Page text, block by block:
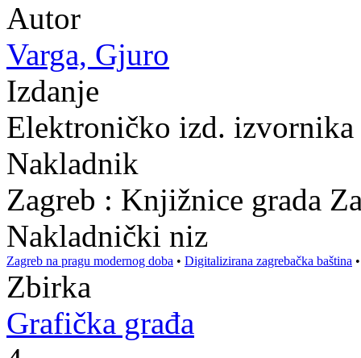
Autor
Varga, Gjuro
Izdanje
Elektroničko izd. izvornika
Nakladnik
Zagreb : Knjižnice grada
Nakladnički niz
Zagreb na pragu modernog doba • Digitalizirana zagrebačka baština
Zbirka
Grafička građa